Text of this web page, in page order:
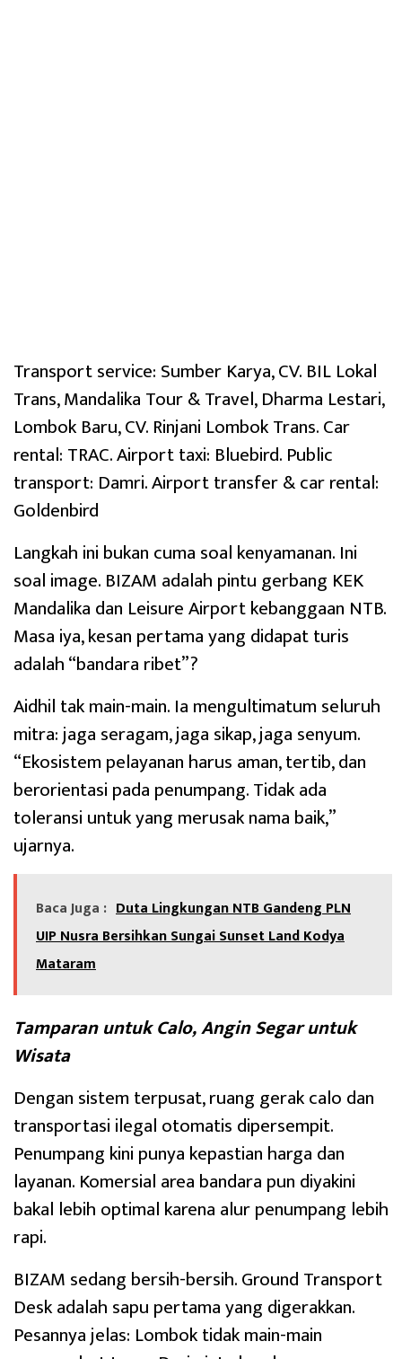
Transport service: Sumber Karya, CV. BIL Lokal
Trans, Mandalika Tour & Travel, Dharma Lestari,
Lombok Baru, CV. Rinjani Lombok Trans. Car
rental: TRAC. Airport taxi: Bluebird. Public
transport: Damri. Airport transfer & car rental:
Goldenbird
Langkah ini bukan cuma soal kenyamanan. Ini
soal image. BIZAM adalah pintu gerbang KEK
Mandalika dan Leisure Airport kebanggaan NTB.
Masa iya, kesan pertama yang didapat turis
adalah “bandara ribet”?
Aidhil tak main-main. Ia mengultimatum seluruh
mitra: jaga seragam, jaga sikap, jaga senyum.
“Ekosistem pelayanan harus aman, tertib, dan
berorientasi pada penumpang. Tidak ada
toleransi untuk yang merusak nama baik,”
ujarnya.
Baca Juga : Duta Lingkungan NTB Gandeng PLN
UIP Nusra Bersihkan Sungai Sunset Land Kodya
Mataram
Tamparan untuk Calo, Angin Segar untuk
Wisata
Dengan sistem terpusat, ruang gerak calo dan
transportasi ilegal otomatis dipersempit.
Penumpang kini punya kepastian harga dan
layanan. Komersial area bandara pun diyakini
bakal lebih optimal karena alur penumpang lebih
rapi.
BIZAM sedang bersih-bersih. Ground Transport
Desk adalah sapu pertama yang digerakkan.
Pesannya jelas: Lombok tidak main-main